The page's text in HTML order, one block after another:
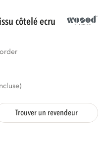
côtelé ecru
Trouver un revendeur